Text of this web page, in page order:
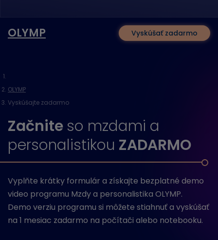
OLYMP Vyskúšať zadarmo
OLYMP
Vyskúšajte zadarmo
Začniteso mzdami a
personalistikou ZADARMO
Vyplňte krátky formulár a získajte bezplatné demo
video programu Mzdy a personalistika OLYMP.
Demo verziu programu si môžete stiahnuť a vyskúšať
na 1 mesiac zadarmo na počítači alebo notebooku.